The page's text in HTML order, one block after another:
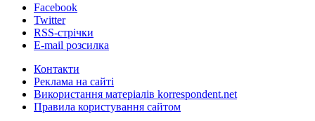
Facebook
Twitter
RSS-стрічки
E-mail розсилка
Контакти
Реклама на сайті
Використання матеріалів korrespondent.net
Правила користування сайтом